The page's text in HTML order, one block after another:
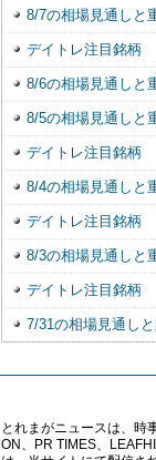
8/7の相場見通しと
デイトレ注目銘柄
8/6の相場見通しと
8/5の相場見通しと
デイトレ注目銘柄
8/4の相場見通しと
デイトレ注目銘柄
8/3の相場見通しと
デイトレ注目銘柄
7/31の相場見通し
とれまがニュースは、時
ON、PR TIMES、